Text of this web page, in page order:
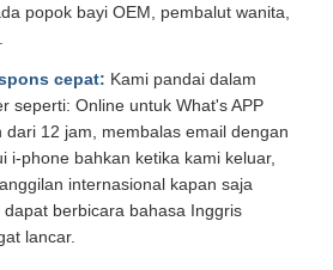
popok bayi OEM, pembalut wanita,
cepat: Kami pandai dalam
seperti: Online untuk What's APP
dari 12 jam, membalas email dengan
i-phone bahkan ketika kami keluar,
internasional kapan saja
dapat berbicara bahasa Inggris
lancar.